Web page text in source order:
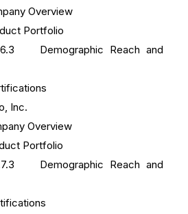
Overview
Portfolio
Reach and
Inc.
Overview
Portfolio
Reach and